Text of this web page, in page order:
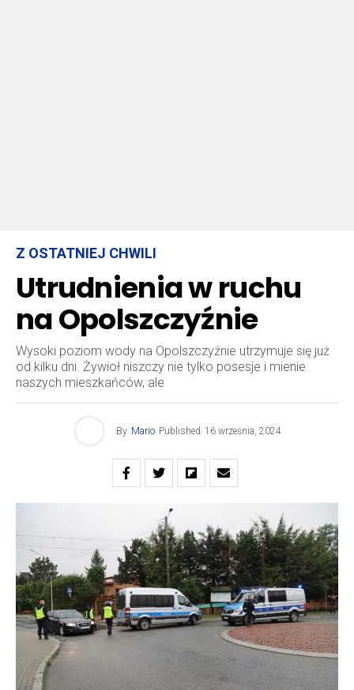
Z OSTATNIEJ CHWILI
Utrudnienia w ruchu
na Opolszczyźnie
Wysoki poziom wody na Opolszczyźnie utrzymuje się już
od kilku dni. Żywioł niszczy nie tylko posesje i mienie
naszych mieszkańców, ale
By Mario Published 16 września, 2024